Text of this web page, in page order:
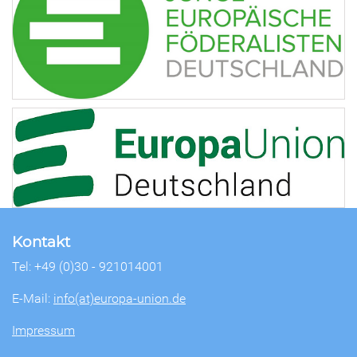
Kontakt
Tel: +49 (0)30 - 921014001
E-Mail: info(at)europa-union.de
Impressum